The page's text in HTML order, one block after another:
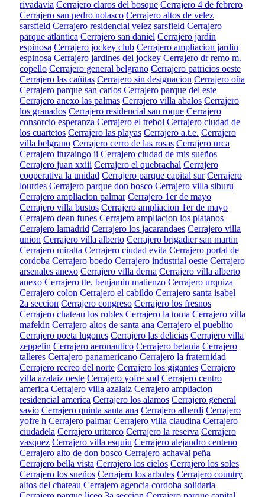
rivadavia Cerrajero claros del bosque Cerrajero 4 de febrero
Cerrajero san pedro nolasco Cerrajero altos de velez
sarsfield Cerrajero residencial velez sarsfield Cerrajero
parque atlantica Cerrajero san daniel Cerrajero jardin
espinosa Cerrajero jockey club Cerrajero ampliacion jardin
espinosa Cerrajero jardines del jockey Cerrajero dr remo m.
copello Cerrajero general belgrano Cerrajero patricios oeste
Cerrajero las cañitas Cerrajero sin designacion Cerrajero oña
Cerrajero parque san carlos Cerrajero parque del este
Cerrajero anexo las palmas Cerrajero villa abalos Cerrajero
los granados Cerrajero residencial san roque Cerrajero
consorcio esperanza Cerrajero el trebol Cerrajero ciudad de
los cuartetos Cerrajero las playas Cerrajero a.t.e. Cerrajero
villa belgrano Cerrajero cerro de las rosas Cerrajero urca
Cerrajero ituzaingo ii Cerrajero ciudad de mis sueños
Cerrajero juan xxiii Cerrajero el quebrachal Cerrajero
cooperativa la unidad Cerrajero parque capital sur Cerrajero
lourdes Cerrajero parque don bosco Cerrajero villa siburu
Cerrajero ampliacion palmar Cerrajero 1er de mayo
Cerrajero villa bustos Cerrajero ampliacion 1er de mayo
Cerrajero dean funes Cerrajero ampliacion los platanos
Cerrajero lamadrid Cerrajero los jacarandaes Cerrajero villa
union Cerrajero villa alberto Cerrajero brigadier san martin
Cerrajero miralta Cerrajero ciudad evita Cerrajero portal de
cordoba Cerrajero boedo Cerrajero industrial oeste Cerrajero
arsenales anexo Cerrajero villa derna Cerrajero villa alberto
anexo Cerrajero tte. benjamin matienzo Cerrajero urquiza
Cerrajero colon Cerrajero el cabildo Cerrajero santa isabel
2a seccion Cerrajero congreso Cerrajero los fresnos
Cerrajero chateau los robles Cerrajero la toma Cerrajero villa
mafekin Cerrajero altos de santa ana Cerrajero el pueblito
Cerrajero poeta lugones Cerrajero las delicias Cerrajero villa
zeppelin Cerrajero aeronautico Cerrajero betania Cerrajero
talleres Cerrajero panamericano Cerrajero la fraternidad
Cerrajero recreo del norte Cerrajero los gigantes Cerrajero
villa azalaiz oeste Cerrajero yofre sud Cerrajero centro
america Cerrajero villa azalaiz Cerrajero ampliacion
residencial america Cerrajero los alamos Cerrajero general
savio Cerrajero quinta santa ana Cerrajero alberdi Cerrajero
yofre h Cerrajero palmar Cerrajero villa claudina Cerrajero
ciudadela Cerrajero uritorco Cerrajero la reserva Cerrajero
vasquez Cerrajero villa esquiu Cerrajero alejandro centeno
Cerrajero alto de don bosco Cerrajero achaval peña
Cerrajero bella vista Cerrajero los cielos Cerrajero los soles
Cerrajero los sueños Cerrajero los arboles Cerrajero country
altos del chateau Cerrajero agencia cordoba solidaria